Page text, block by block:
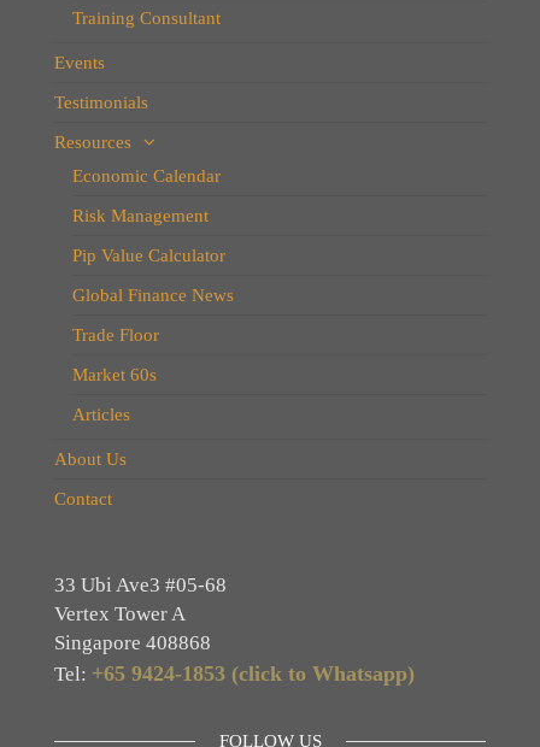
Training Consultant
Events
Testimonials
Resources
Economic Calendar
Risk Management
Pip Value Calculator
Global Finance News
Trade Floor
Market 60s
Articles
About Us
Contact
33 Ubi Ave3 #05-68
Vertex Tower A
Singapore 408868
Tel: +65 9424-1853 (click to Whatsapp)
FOLLOW US